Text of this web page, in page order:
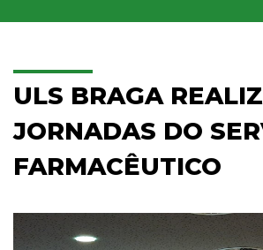
ULS BRAGA
JORNADAS DO
FARMACÊUTICO